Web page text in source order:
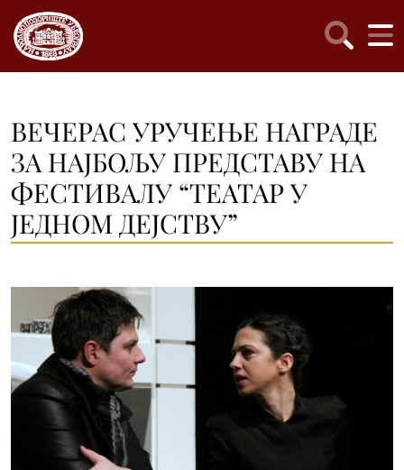
ВЕЧЕРАС УРУЧЕЊЕ НАГРАДЕ
ЗА НАЈБОЉУ ПРЕДСТАВУ НА
ФЕСТИВАЛУ “ТЕАТАР У
ЈЕДНОМ ДЕЈСТВУ”